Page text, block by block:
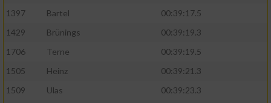
1397
Bartel
00:39:17.5
1429
Brünings
00:39:19.3
1706
Terne
00:39:19.5
1505
Heinz
00:39:21.3
1509
Ulas
00:39:23.3
Verwendung von Profilen zur Auswahl
personalisierter Inhalte
Messung der Werbeleistung